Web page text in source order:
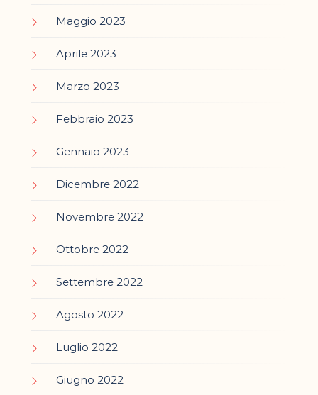
Maggio 2023
Aprile 2023
Marzo 2023
Febbraio 2023
Gennaio 2023
Dicembre 2022
Novembre 2022
Ottobre 2022
Settembre 2022
Agosto 2022
Luglio 2022
Giugno 2022